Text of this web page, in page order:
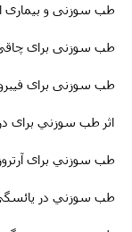
طب سوزنی و بیماری
طب سوزنى برای
طب سوزنی برای
اثر طب سوزني برای
طب سوزني برای آرتروز
طب سوزني در